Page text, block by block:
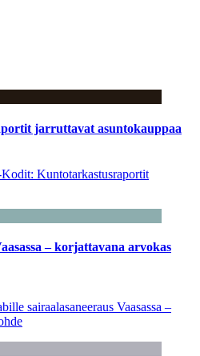
jarruttavat asuntokauppaa
Kuntotarkastusraportit
– korjattavana arvokas
sairaalasaneeraus Vaasassa –